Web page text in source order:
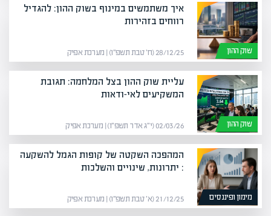
שוק ההון
איך משתמשים במינוף בשוק ההון: להגדיל
רווחים בזהירות
28/12/25 (ח׳ טבת תשפ״ו) | מערכת אפיק
שוק ההון
עליית שוק ההון בצל המלחמה: תגובת
המשקיעים לאי-ודאות
02/03/26 (י״ג אדר תשפ״ו) | מערכת אפיק
מימון ופיננסים
המהפכה השקטה של קופות הגמל להשקעה
: יתרונות, שינויים והשלכות
21/12/25 (א׳ טבת תשפ״ו) | מערכת אפיק